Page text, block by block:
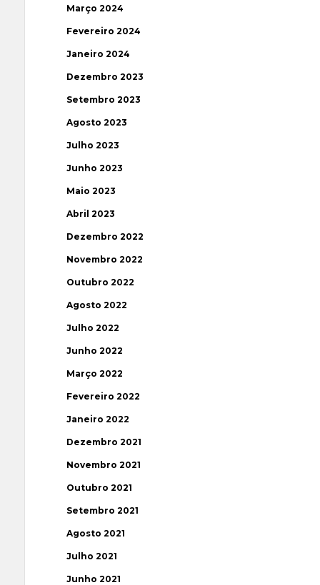
Março 2024
Fevereiro 2024
Janeiro 2024
Dezembro 2023
Setembro 2023
Agosto 2023
Julho 2023
Junho 2023
Maio 2023
Abril 2023
Dezembro 2022
Novembro 2022
Outubro 2022
Agosto 2022
Julho 2022
Junho 2022
Março 2022
Fevereiro 2022
Janeiro 2022
Dezembro 2021
Novembro 2021
Outubro 2021
Setembro 2021
Agosto 2021
Julho 2021
Junho 2021